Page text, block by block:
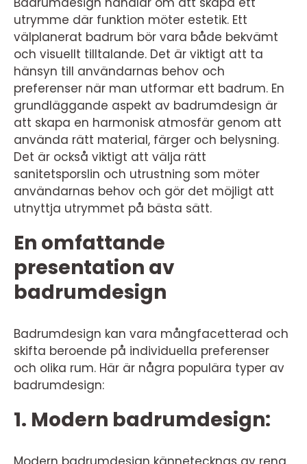
utrymme där funktion möter estetik. Ett
välplanerat badrum bör vara både bekvämt
och visuellt tilltalande. Det är viktigt att ta
hänsyn till användarnas behov och
preferenser när man utformar ett badrum. En
grundläggande aspekt av badrumdesign är
att skapa en harmonisk atmosfär genom att
använda rätt material, färger och belysning.
Det är också viktigt att välja rätt
sanitetsporslin och utrustning som möter
användarnas behov och gör det möjligt att
utnyttja utrymmet på bästa sätt.
En omfattande
presentation av
badrumdesign
Badrumdesign kan vara mångfacetterad och
skifta beroende på individuella preferenser
och olika rum. Här är några populära typer av
badrumdesign:
1. Modern badrumdesign: